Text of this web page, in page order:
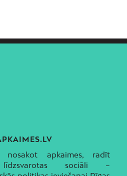
apkaimes, radīt
līdzsvarotas sociāli –